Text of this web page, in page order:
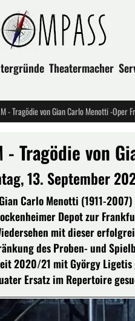
Theatermacher
- Tragödie von Gian Carlo Menotti -Oper
- Tragödie von
13. September
Carlo Menotti (1911-
Depot zur
mit dieser
des Proben- und
2020/21 mit György
Ersatz im Repertoire